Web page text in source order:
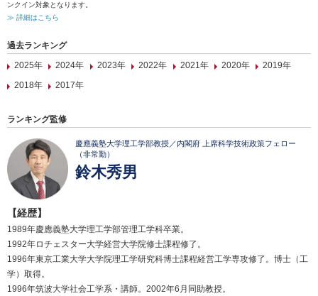
ンクイン対象となります。
≫ 詳細はこちら
過去ランキング
2025年
2024年 2023年 2022年 2021年 2020年
2019年
2018年
2017年
ランキング監修
慶應義塾大学理工学部教授／内閣府 上席科学技術政策フェロー
（非常勤）
鈴木秀男
【経歴】
1989年慶應義塾大学理工学部管理工学科卒業。
1992年ロチェスター大学経営大学院修士課程修了。
1996年東京工業大学大学院理工学研究科博士課程経営工学専攻修了。博士（工
学）取得。
1996年筑波大学社会工学系・講師。2002年6月同助教授。